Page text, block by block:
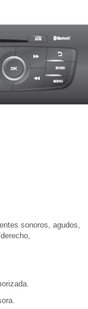
sonoros, agudos,